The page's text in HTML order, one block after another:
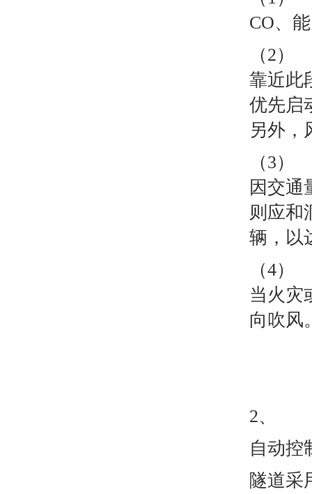
CO、
（2）
靠近此
优先启
另外，
（3）
因交通
则应和
辆，以
（4）
当火灾
向吹风
2、
自动控
隧道采